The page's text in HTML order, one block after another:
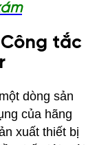
tắc
dòng sản
của hãng
xuất thiết bị